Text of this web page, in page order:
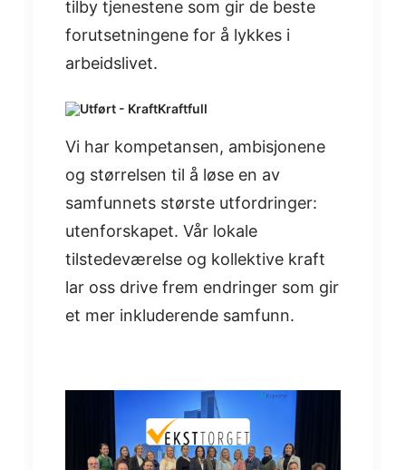
tilby tjenestene som gir de beste
forutsetningene for å lykkes i
arbeidslivet.​
Kraftfull
Vi har kompetansen, ambisjonene
og størrelsen til å løse en av
samfunnets største utfordringer:
utenforskapet. Vår lokale
tilstedeværelse og kollektive kraft
lar oss drive frem endringer som gir
et mer inkluderende samfunn.​